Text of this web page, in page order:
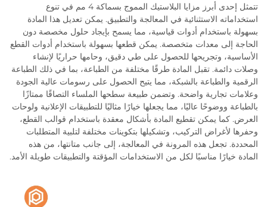
تتمثل إحدى أبرز مزايا البلاستيك المموج بسماكة 4 مم في تنوع
استخداماته الاستثنائية في المعالجة والتطبيق. يمكن تعديل هذا المادة
بسهولة باستخدام أدوات قياسية، مما يسمح بإيجاد حلول مخصصة دون
الحاجة إلى معدات متخصصة. يمكن قطعها بسهولة باستخدام أدوات القطع
الأساسية، وتجريحها للحصول على طي دقيق، وحامها حراريًا لإنشاء
وصلات دائمة. تقبل المادة طرقًا مختلفة من الطباعة، بما في ذلك الطباعة
الرقمية والطباعة بالشبكة، مما يتيح الحصول على رسومات عالية الجودة
وعلامات تجارية واضحة. وتضمن طبيعة سطحها الملساء التصاقًا ممتازًا
بالطباعة ووضوحًا عاليًا، مما يجعلها خيارًا مثاليًا للتطبيقات الإعلانية ولوحات
العرض. كما يمكن تقطيع المادة بأشكال معقدة باستخدام قوالب القطع،
وحفرها لأغراض التركيب، وتشكيلها بتكوينات مختلفة لتلبية المتطلبات
المحددة. تجعل هذه المرونة في المعالجة، إلى جانب متانتها، من هذه
المادة خيارًا مناسبًا لكل من الاستخدامات المؤقتة والتطبيقات طويلة الأمد.